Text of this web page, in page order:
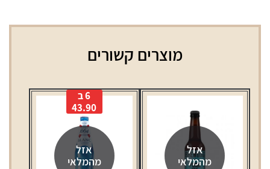
מוצרים קשורים
אזל
מהמלאי
אזל
מהמלאי
6 ב
43.90